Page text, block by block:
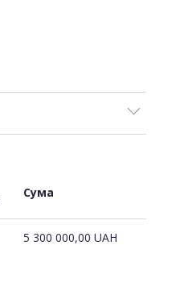
Сума
5 300 000,00 UAH